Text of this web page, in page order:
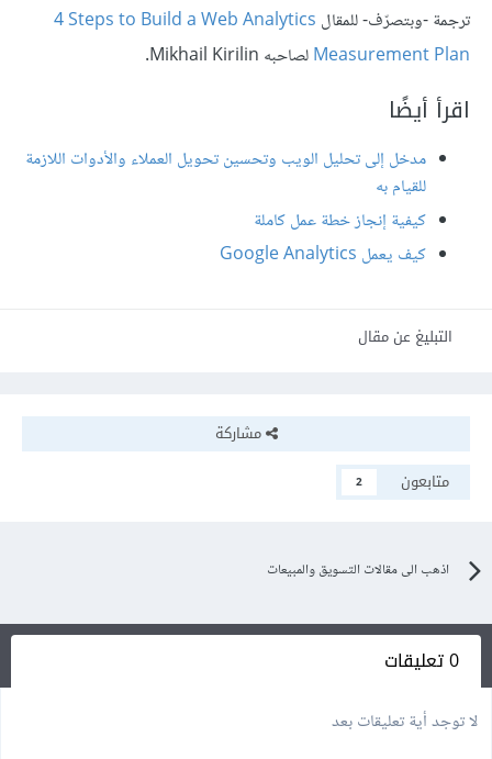
ترجمة -وبتصرّف- للمقال ‎4 ‎Steps to Build a Web Analytics
Measurement Plan‎لصاحبه Mikhail Kirilin.
اقرأ أيضًا
مدخل إلى تحليل الويب وتحسين تحويل العملاء والأدوات اللازمة
للقيام به
كيفية إنجاز خطة عمل كاملة
كيف يعمل Google Analytics
التبليغ عن مقال
مشاركة
متابعون
2
اذهب الى مقالات التسويق والمبيعات
0 تعليقات
لا توجد أية تعليقات بعد